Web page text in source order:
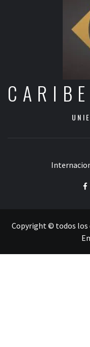
Copyright © todos los